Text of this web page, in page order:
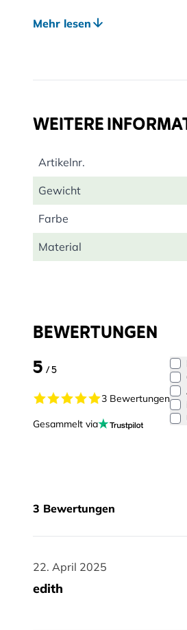
Die Plüschvögel sind aus
Mehr lesen
WEITERE
Artikelnr.
Gewicht
Farbe
Material
BEWERTUNGEN
5 / 5
3 Bewertungen
Gesammelt via
3 Bewertungen
22. April 2025
22. April 2025
edith